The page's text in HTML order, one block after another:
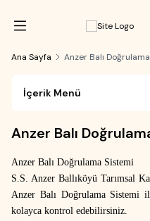
Ana Sayfa Anzer Balı Doğrulama
İçerik Menü
Anzer Balı
Anzer Balı Doğrulama Sistemi
S.S. Anzer Ballıköyü Tarımsal
Anzer Balı Doğrulama Sistemi
kolayca kontrol edebilirsiniz.